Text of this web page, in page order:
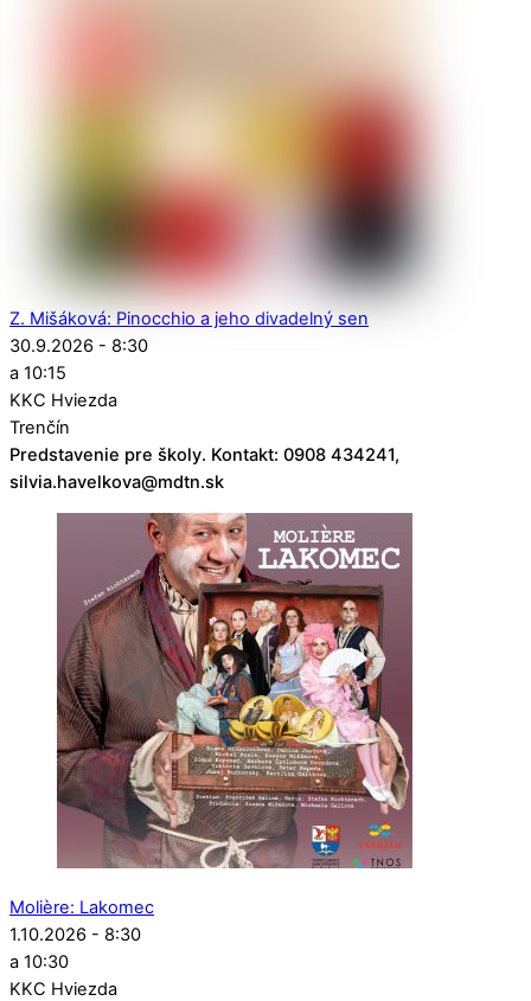
Z. Mišáková: Pinocchio a jeho divadelný sen
30.9.2026 - 8:30
a 10:15
KKC Hviezda
Trenčín
Predstavenie pre školy. Kontakt: 0908 434241,
silvia.havelkova@mdtn.sk
Molière: Lakomec
1.10.2026 - 8:30
a 10:30
KKC Hviezda